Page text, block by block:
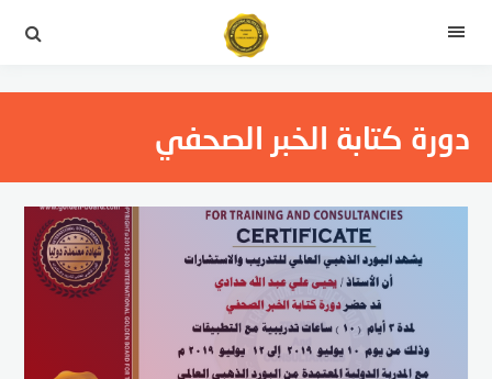
القائمة
دورة كتابة الخبر الصحفي